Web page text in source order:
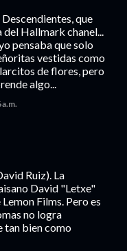
que
del Hallmark chanel...
pensaba que solo
vestidas como
de flores, pero
algo...
Ruiz). La
David "Letxe"
Films. Pero es
no logra
tan bien como